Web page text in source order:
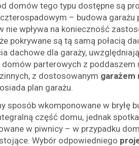
domów tego typu dostępne są
– budowa garażu
wpływa na konieczność
pokrywane są tą samą połacią
dachowe dla garaży,
parterowych z poddaszem
z dostosowanym garażem
plan garażu.
sposób wkomponowane w bryłę
część domu, jednak
w piwnicy – w przypadku
Wybór odpowiedniego